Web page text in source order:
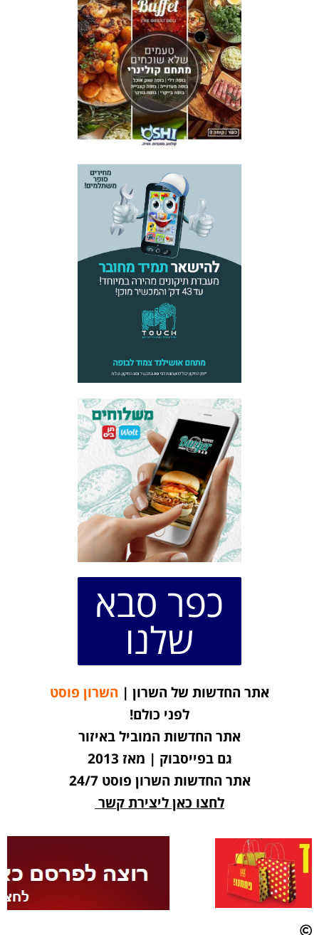
כפר סבא
שלנו
אתר החדשות של השרון | השרון פוסט
לפני כולם!
אתר החדשות המוביל באיזור
גם בפייסבוק | מאז 2013
אתר החדשות השרון פוסט 24/7
לחצו כאן ליצירת קשר